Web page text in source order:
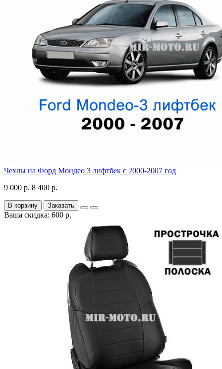
Чехлы на Форд Мондео 3 лифтбек с 2000-2007 год
9 000 р. 8 400 р.
В корзину Заказать
Ваша скидка: 600 р.